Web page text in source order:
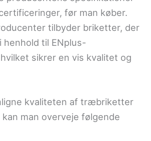
før man køber.
tilbyder briketter, der
til ENplus-
sikrer en vis kvalitet og
kvaliteten af træbriketter
man overveje følgende